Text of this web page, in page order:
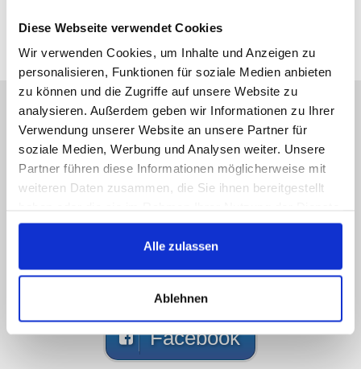
Diese Webseite verwendet Cookies
Wir verwenden Cookies, um Inhalte und Anzeigen zu
personalisieren, Funktionen für soziale Medien anbieten
zu können und die Zugriffe auf unsere Website zu
analysieren. Außerdem geben wir Informationen zu Ihrer
Verwendung unserer Website an unsere Partner für
soziale Medien, Werbung und Analysen weiter. Unsere
Partner führen diese Informationen möglicherweise mit
weiteren Daten zusammen, die Sie ihnen bereitgestellt
gesammelt haben.
Alle zulassen
Ablehnen
Sorry, Hotline not available,
write us!
Call us, e-mail us, social us, you get an answer
ASAP
089 - 41 61 08 780
(9:30-14:00 16:00-19:00)
Facebook